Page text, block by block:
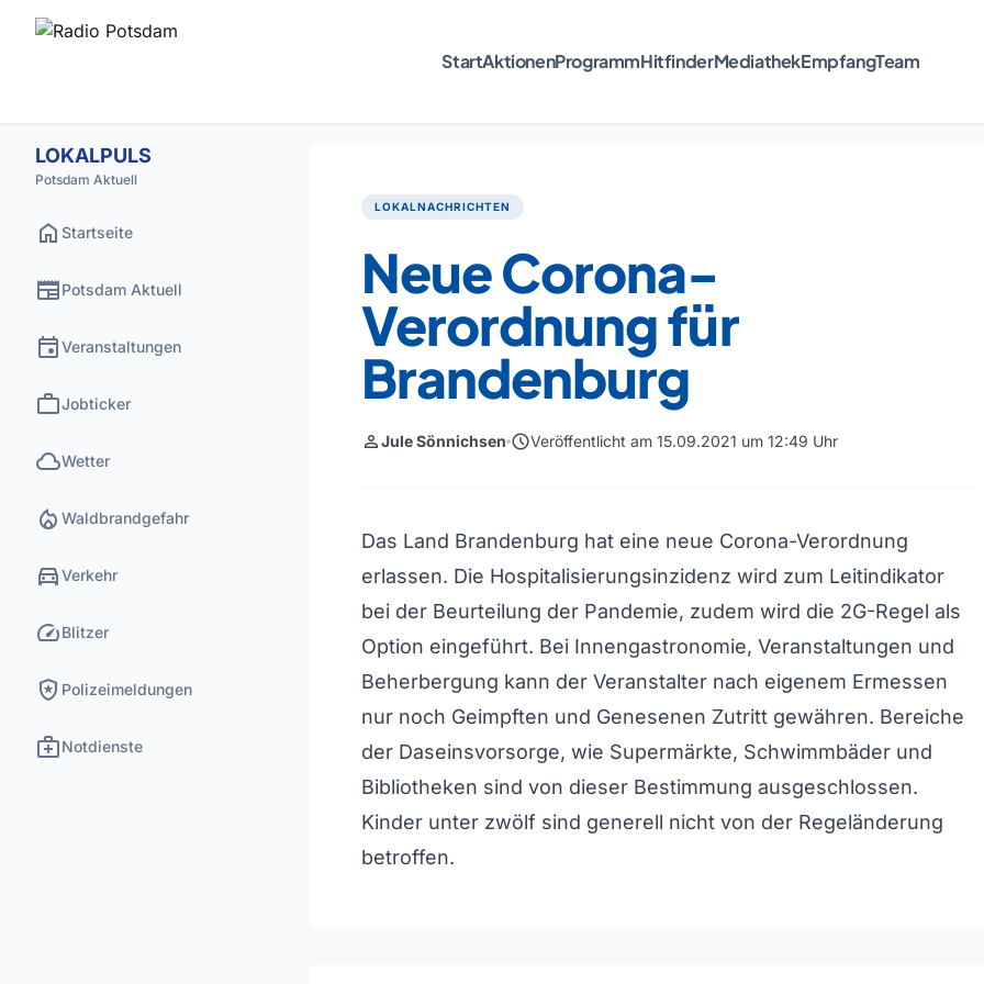
StartAktionenProgrammHitfinderMediathekEmpfangTeam
LOKALPULS
Potsdam Aktuell
home Startseite
newspaperPotsdam Aktuell
eventVeranstaltungen
workJobticker
cloudWetter
local_fire_department Waldbrandgefahr
directions_carVerkehr
speedBlitzer
local_police Polizeimeldungen
medical_servicesNotdienste
LOKALNACHRICHTEN
Neue Corona-
Verordnung für
Brandenburg
personJule Sönnichsen scheduleVeröffentlicht am 15.09.2021 um 12:49 Uhr
Das Land Brandenburg hat eine neue Corona-Verordnung
erlassen. Die Hospitalisierungsinzidenz wird zum Leitindikator
bei der Beurteilung der Pandemie, zudem wird die 2G-Regel als
Option eingeführt. Bei Innengastronomie, Veranstaltungen und
Beherbergung kann der Veranstalter nach eigenem Ermessen
nur noch Geimpften und Genesenen Zutritt gewähren. Bereiche
der Daseinsvorsorge, wie Supermärkte, Schwimmbäder und
Bibliotheken sind von dieser Bestimmung ausgeschlossen.
Kinder unter zwölf sind generell nicht von der Regeländerung
betroffen.